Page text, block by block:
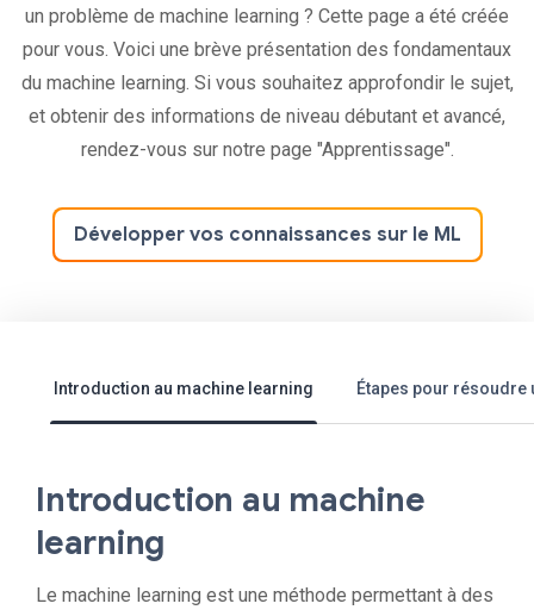
un problème de machine learning ? Cette page a été créée
pour vous. Voici une brève présentation des fondamentaux
du machine learning. Si vous souhaitez approfondir le sujet,
et obtenir des informations de niveau débutant et avancé,
rendez-vous sur notre page "Apprentissage".
Développer vos connaissances sur le ML
Introduction au machine learning Étapes pour
Introduction au machine
learning
Le machine learning est une méthode permettant à des